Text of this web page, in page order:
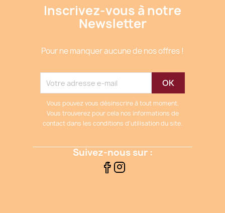
Inscrivez-vous à notre
Newsletter
Pour ne manquer aucune de nos offres !
Vous pouvez vous désinscrire à tout moment.
Vous trouverez pour cela nos informations de
contact dans les conditions d'utilisation du site.
Suivez-nous sur :